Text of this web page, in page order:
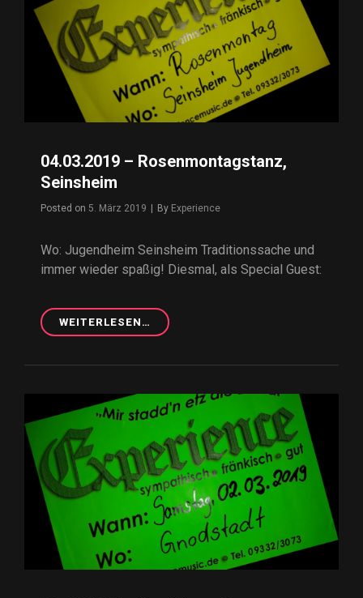
04.03.2019 – Rosenmontagstanz,
Seinsheim
Posted on 5. März 2019 | By Byline
Experience
Wo: Jugendheim Seinsheim Traditionssache und
immer wieder spaßig! Diesmal, als Special Guest:
WEITERLESEN…
04.03.2019
–